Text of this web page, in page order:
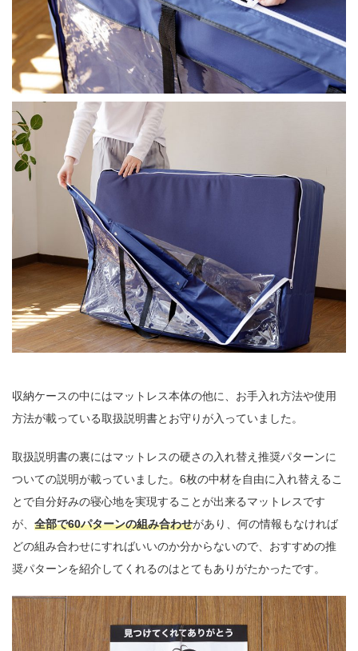
収納ケースの中にはマットレス本体の他に、お手入れ方法や使用
方法が載っている取扱説明書とお守りが入っていました。
取扱説明書の裏にはマットレスの硬さの入れ替え推奨パターンに
ついての説明が載っていました。6枚の中材を自由に入れ替えるこ
とで自分好みの寝心地を実現することが出来るマットレスです
が、 全部で60パターンの組み合わせがあり、何の情報もなければ
どの組み合わせにすればいいのか分からないので、おすすめの推
奨パターンを紹介してくれるのはとてもありがたかったです。